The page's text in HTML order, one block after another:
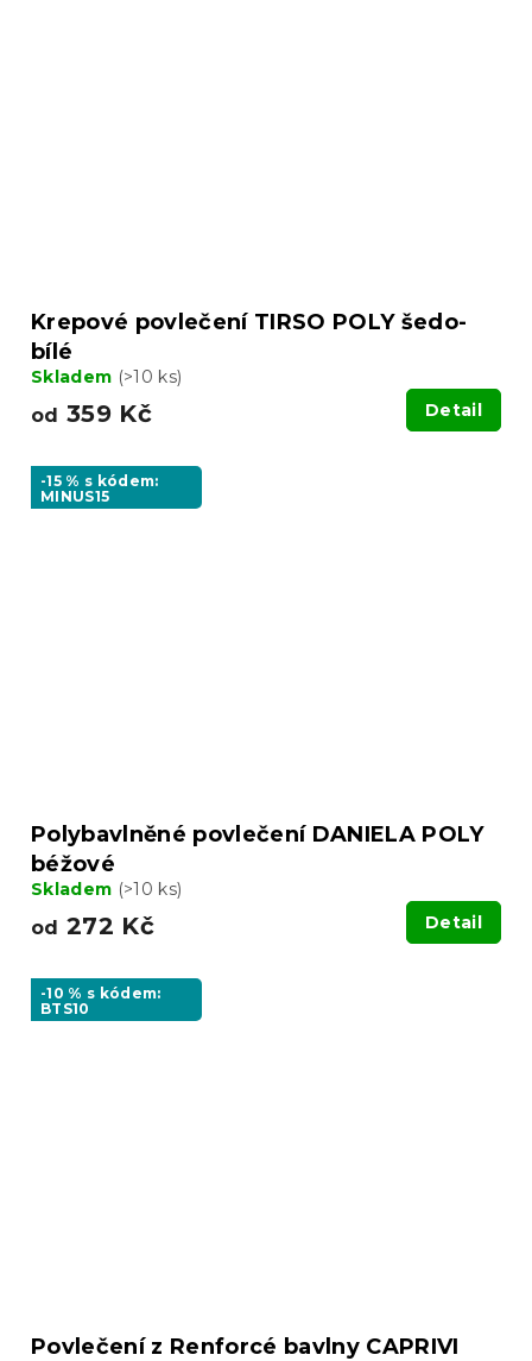
Krepové povlečení TIRSO POLY šedo-
bílé
Skladem (>10 ks)
od 359 Kč Detail
-15 % s kódem:
MINUS15
Polybavlněné povlečení DANIELA POLY
béžové
Skladem (>10 ks)
od 272 Kč Detail
-10 % s kódem:
BTS10
Povlečení z Renforcé bavlny CAPRIVI